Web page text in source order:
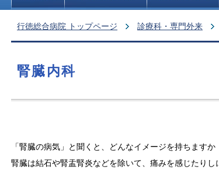
行徳総合病院 トップページ 診療科・専門外来
腎臓内科
「腎臓の病気」と聞くと、どんなイメージを持ちますか
腎臓は結石や腎盂腎炎などを除いて、痛みを感じたりし